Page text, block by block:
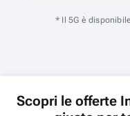
* Il 5G è
Scopri le offerte